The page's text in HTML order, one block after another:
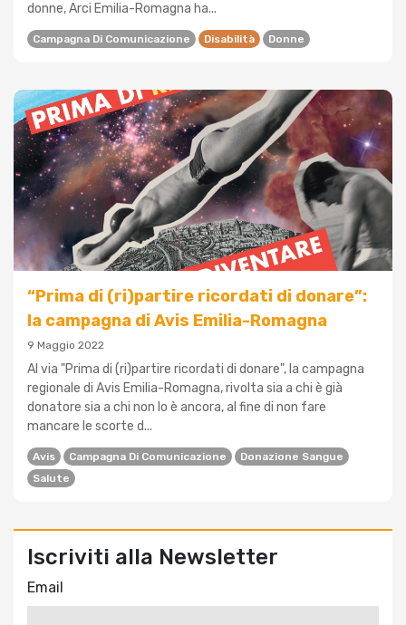
donne, Arci Emilia-Romagna ha...
Campagna Di Comunicazione Disabilità Donne
“Prima di (ri)partire ricordati di donare”:
la campagna di Avis Emilia-Romagna
9 Maggio 2022
Al via "Prima di (ri)partire ricordati di donare", la campagna
regionale di Avis Emilia-Romagna, rivolta sia a chi è già
donatore sia a chi non lo è ancora, al fine di non fare
mancare le scorte d...
Avis Campagna Di Comunicazione
Donazione Sangue
Salute
Iscriviti alla Newsletter
Email